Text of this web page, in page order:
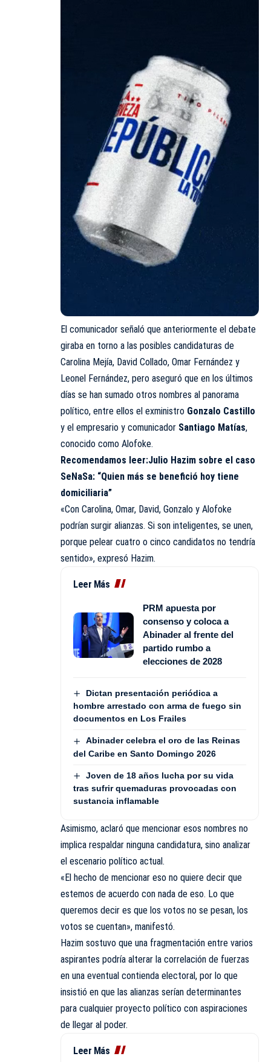
El comunicador señaló que anteriormente el debate
giraba en torno a las posibles candidaturas de
Carolina Mejía, David Collado, Omar Fernández y
Leonel Fernández, pero aseguró que en los últimos
días se han sumado otros nombres al panorama
político, entre ellos el exministro Gonzalo Castillo
y el empresario y comunicador Santiago Matías,
conocido como Alofoke.
Recomendamos leer:Julio Hazim sobre el caso
SeNaSa: “Quien más se benefició hoy tiene
domiciliaria”
«Con Carolina, Omar, David, Gonzalo y Alofoke
podrían surgir alianzas. Si son inteligentes, se unen,
porque pelear cuatro o cinco candidatos no tendría
sentido», expresó Hazim.
Leer Más
PRM apuesta por
consenso y coloca a
Abinader al frente del
partido rumbo a
elecciones de 2028
Dictan presentación periódica a
hombre arrestado con arma de fuego sin
documentos en Los Frailes
Abinader celebra el oro de las Reinas
del Caribe en Santo Domingo 2026
Joven de 18 años lucha por su vida
tras sufrir quemaduras provocadas con
sustancia inflamable
Asimismo, aclaró que mencionar esos nombres no
implica respaldar ninguna candidatura, sino analizar
el escenario político actual.
«El hecho de mencionar eso no quiere decir que
estemos de acuerdo con nada de eso. Lo que
queremos decir es que los votos no se pesan, los
votos se cuentan», manifestó.
Hazim sostuvo que una fragmentación entre varios
aspirantes podría alterar la correlación de fuerzas
en una eventual contienda electoral, por lo que
insistió en que las alianzas serían determinantes
para cualquier proyecto político con aspiraciones
de llegar al poder.
Leer Más